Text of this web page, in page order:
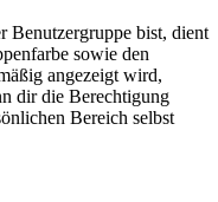
Benutzergruppe bist, dient
sowie den
angezeigt wird,
dir die Berechtigung
Bereich selbst